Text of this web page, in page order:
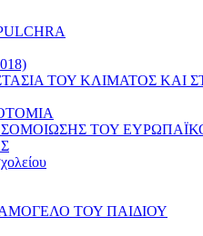
ΤΟΥ ΚΛΙΜΑΤΟΣ ΚΑΙ
ΤΟΥ ΕΥΡΩΠΑΪΚΟΥ
ΤΟΥ ΠΑΙΔΙΟΥ